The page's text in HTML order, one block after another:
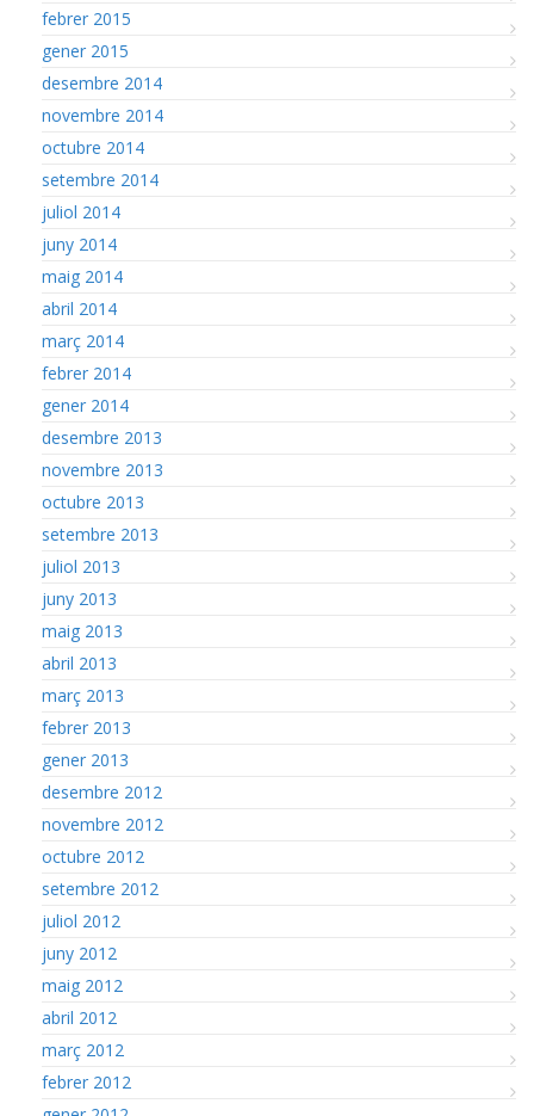
febrer 2015
gener 2015
desembre 2014
novembre 2014
octubre 2014
setembre 2014
juliol 2014
juny 2014
maig 2014
abril 2014
març 2014
febrer 2014
gener 2014
desembre 2013
novembre 2013
octubre 2013
setembre 2013
juliol 2013
juny 2013
maig 2013
abril 2013
març 2013
febrer 2013
gener 2013
desembre 2012
novembre 2012
octubre 2012
setembre 2012
juliol 2012
juny 2012
maig 2012
abril 2012
març 2012
febrer 2012